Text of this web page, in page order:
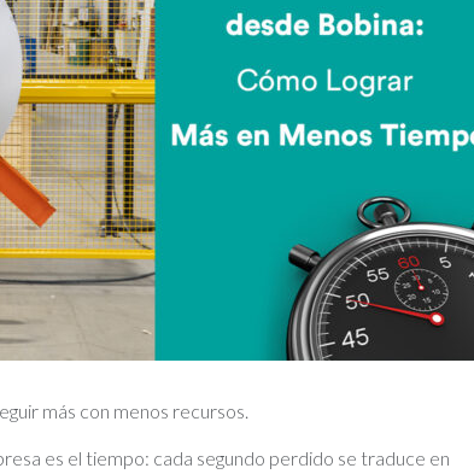
más con menos recursos.
es el tiempo: cada segundo perdido se traduce en